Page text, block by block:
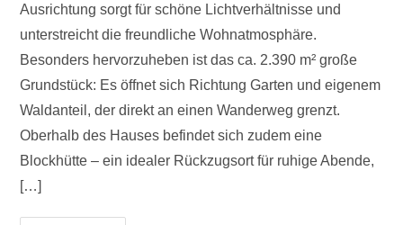
Ausrichtung sorgt für schöne Lichtverhältnisse und
unterstreicht die freundliche Wohnatmosphäre.
Besonders hervorzuheben ist das ca. 2.390 m² große
Grundstück: Es öffnet sich Richtung Garten und eigenem
Waldanteil, der direkt an einen Wanderweg grenzt.
Oberhalb des Hauses befindet sich zudem eine
Blockhütte – ein idealer Rückzugsort für ruhige Abende,
[…]